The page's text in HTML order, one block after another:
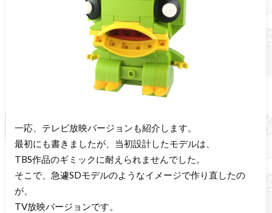
一応、テレビ放映バージョンも紹介します。
最初にも書きましたが、当初設計したモデルは、
TBS作品のギミックに耐えられませんでした。
そこで、急遽SDモデルのようなイメージで作り直したの
が、
TV放映バージョンです。